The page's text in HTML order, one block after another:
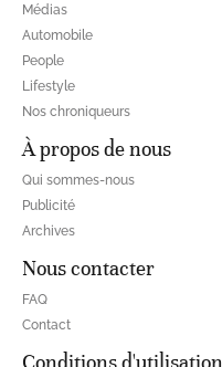
Médias
Automobile
People
Lifestyle
Nos chroniqueurs
À propos de nous
Qui sommes-nous
Publicité
Archives
Nous contacter
FAQ
Contact
Conditions d'utilisation